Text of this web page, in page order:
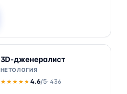
3D-дженералист
НЕТОЛОГИЯ
★★★★★
★★★★★ 4.6/5· 436